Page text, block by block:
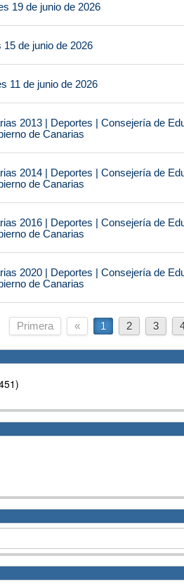
19 de junio de 2026
de junio de 2026
11 de junio de 2026
2013 | Deportes | Consejería de
de Canarias
2014 | Deportes | Consejería de
de Canarias
2016 | Deportes | Consejería de
de Canarias
2020 | Deportes | Consejería de
de Canarias
Primera « 1 2 3